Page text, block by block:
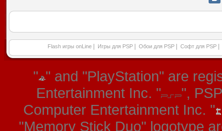
Flash игры onLine Игры для PSP Обои для PSP Софт для PSP
" " and "PlayStation" are
Entertainment Inc. "
",
Computer Entertainment Inc. "
"Memory Stick Duo" logotype